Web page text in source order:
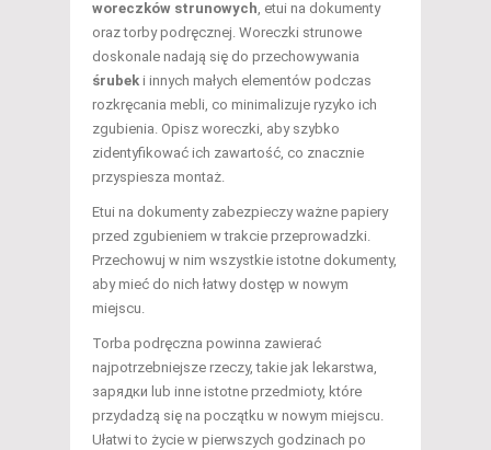
woreczków strunowych, etui na dokumenty
oraz torby podręcznej. Woreczki strunowe
doskonale nadają się do przechowywania
śrubek i innych małych elementów podczas
rozkręcania mebli, co minimalizuje ryzyko ich
zgubienia. Opisz woreczki, aby szybko
zidentyfikować ich zawartość, co znacznie
przyspiesza montaż.
Etui na dokumenty zabezpieczy ważne papiery
przed zgubieniem w trakcie przeprowadzki.
Przechowuj w nim wszystkie istotne dokumenty,
aby mieć do nich łatwy dostęp w nowym
miejscu.
Torba podręczna powinna zawierać
najpotrzebniejsze rzeczy, takie jak lekarstwa,
зарядки lub inne istotne przedmioty, które
przydadzą się na początku w nowym miejscu.
Ułatwi to życie w pierwszych godzinach po